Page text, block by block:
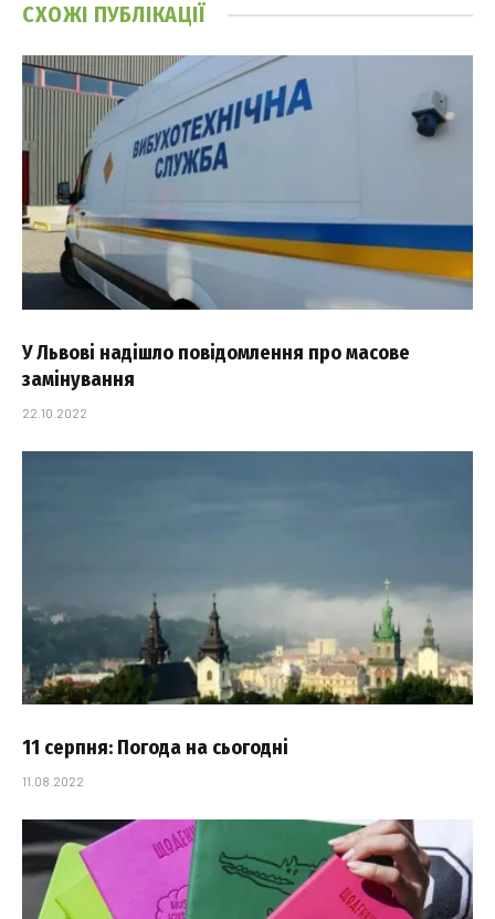
СХОЖІ ПУБЛІКАЦІЇ
У Львові надішло повідомлення про масове
замінування
22.10.2022
11 серпня: Погода на сьогодні
11.08.2022